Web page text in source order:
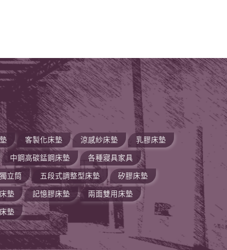
客製化床墊 涼感紗床墊
乳膠床墊
中鋼高碳錳鋼床墊
各種寢具家具
立筒 五段式調整型床墊
矽膠床墊
墊 記憶膠床墊
兩面雙用床墊
墊